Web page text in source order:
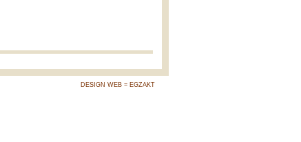
DESIGN WEB = EGZAKT